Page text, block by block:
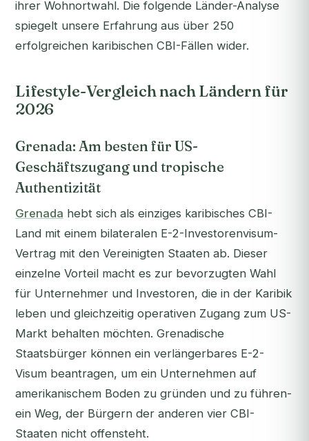
ihrer Wohnortwahl. Die folgende Länder-Analyse
spiegelt unsere Erfahrung aus über 250
erfolgreichen karibischen CBI-Fällen wider.
Lifestyle-Vergleich nach Ländern für
2026
Grenada: Am besten für US-
Geschäftszugang und tropische
Authentizität
Grenada hebt sich als einziges karibisches CBI-
Land mit einem bilateralen E-2-Investorenvisum-
Vertrag mit den Vereinigten Staaten ab. Dieser
einzelne Vorteil macht es zur bevorzugten Wahl
für Unternehmer und Investoren, die in der Karibik
leben und gleichzeitig operativen Zugang zum US-
Markt behalten möchten. Grenadische
Staatsbürger können ein verlängerbares E-2-
Visum beantragen, um ein Unternehmen auf
amerikanischem Boden zu gründen und zu führen-
ein Weg, der Bürgern der anderen vier CBI-
Staaten nicht offensteht.